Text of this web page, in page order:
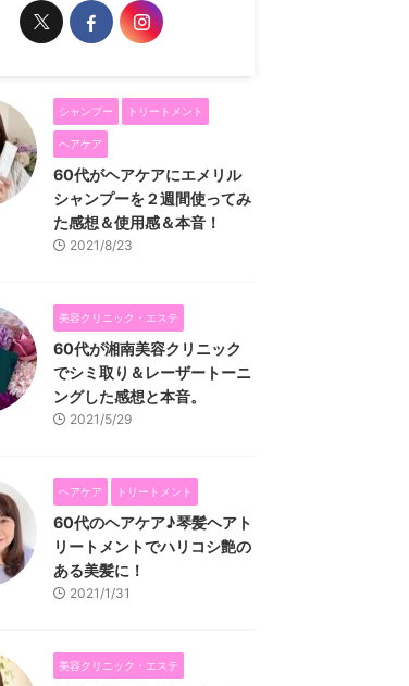
シャンプー トリートメント
ヘアケア
60代がヘアケアにエメリル
シャンプーを２週間使ってみ
た感想＆使用感＆本音！
2021/8/23
美容クリニック・エステ
60代が湘南美容クリニック
でシミ取り＆レーザートーニ
ングした感想と本音。
2021/5/29
ヘアケア トリートメント
60代のヘアケア♪琴髪ヘアト
リートメントでハリコシ艶の
ある美髪に！
2021/1/31
美容クリニック・エステ